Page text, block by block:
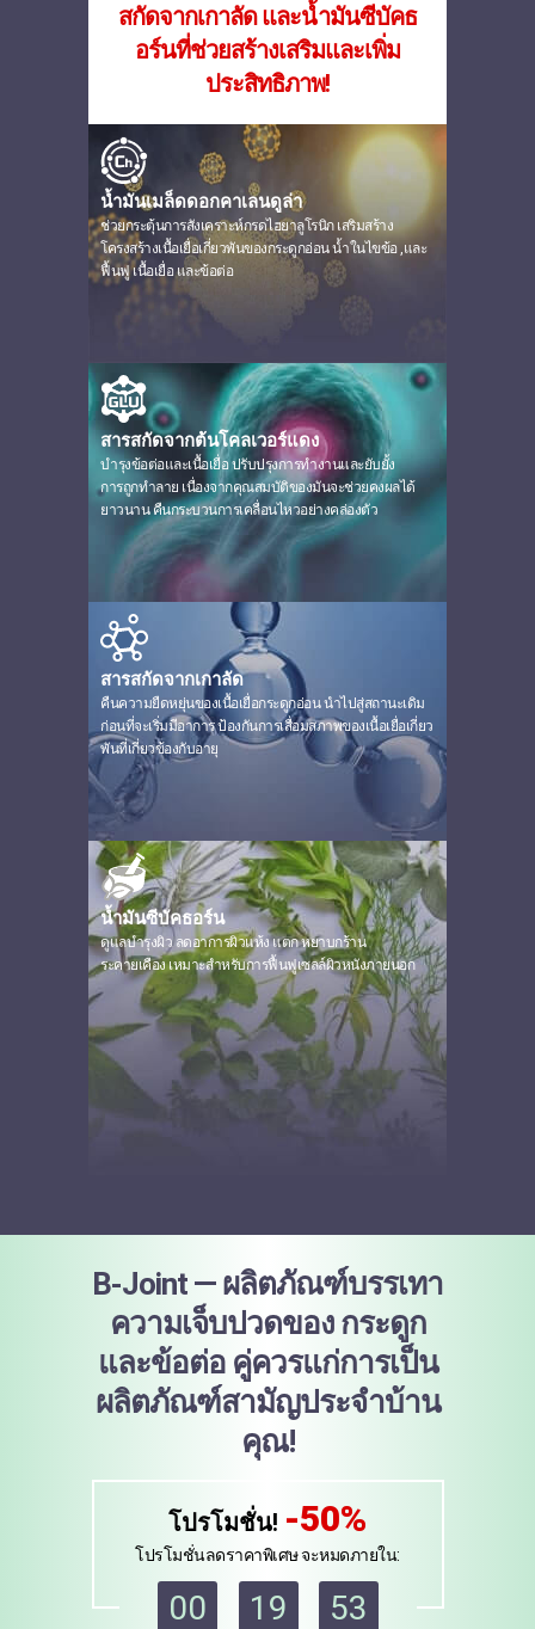
สกัดจากเกาลัด และน้ำมันซีบัคธ
อร์นที่ช่วยสร้างเสริมและเพิ่ม
ประสิทธิภาพ!
น้ำมันเมล็ดดอกคาเลนดูล่า
ช่วยกระตุ้นการสังเคราะห์กรดไฮยาลูโรนิก เสริมสร้าง
โครงสร้างเนื้อเยื่อเกี่ยวพันของกระดูกอ่อนน้ำในไขข้อ ,และ
ฟื้นฟูเนื้อเยื่อและข้อต่อ
สารสกัดจากต้นโคลเวอร์แดง
บำรุงข้อต่อและเนื้อเยื่อ ปรับปรุงการทำงานและยับยั้ง
การถูกทำลาย เนื่องจากคุณสมบัติของมันจะช่วยคงผลได้
ยาวนาน คืนกระบวนการเคลื่อนไหวอย่างคล่องตัว
สารสกัดจากเกาลัด
คืนความยืดหยุ่นของเนื้อเยื่อกระดูกอ่อน นำไปสู่สถานะเดิม
ก่อนที่จะเริ่มมีอาการ ป้องกันการเสื่อมสภาพของเนื้อเยื่อเกี่ยว
พันที่เกี่ยวข้องกับอายุ
น้ำมันซีบัคธอร์น
ดูแลบำรุงผิว ลดอาการผิวแห้ง แตก หยาบกร้าน
ระคายเคืองเหมาะสำหรับการฟื้นฟูเซลล์ผิวหนังภายนอก
B-Joint — ผลิตภัณฑ์บรรเทา
ความเจ็บปวดของ กระดูก
และข้อต่อ คู่ควรแก่การเป็น
ผลิตภัณฑ์สามัญประจำบ้าน
คุณ!
โปรโมชั่น! -50%
โปรโมชั่นลดราคาพิเศษ จะหมดภายใน:
00 19 52